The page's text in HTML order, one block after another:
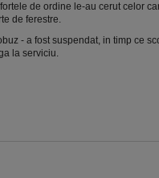
de ordine le-au cerut celor
de ferestre.
- a fost suspendat, in timp ce
la serviciu.